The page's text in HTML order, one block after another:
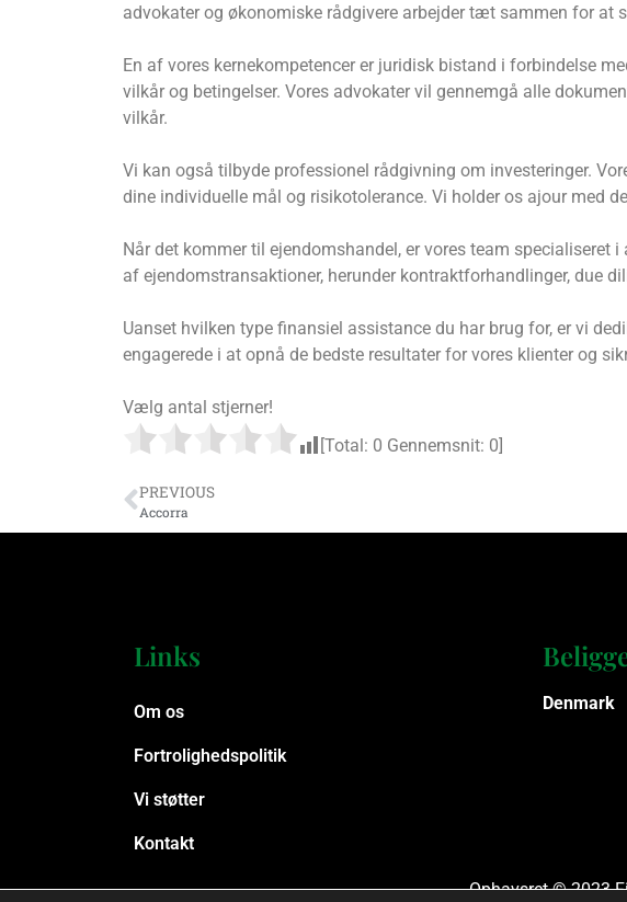
advokater og økonomiske rådgivere arbejder tæt sammen for at
En af vores kernekompetencer er juridisk bistand i forbindelse
vilkår og betingelser. Vores advokater vil gennemgå alle
vilkår.
Vi kan også tilbyde professionel rådgivning om investeringer.
dine individuelle mål og risikotolerance. Vi holder os ajour med
Når det kommer til ejendomshandel, er vores team
af ejendomstransaktioner, herunder kontraktforhandlinger, due
Uanset hvilken type finansiel assistance du har brug for, er vi
engagerede i at opnå de bedste resultater for vores klienter og
Vælg antal stjerner!
[Total: 0 Gennemsnit: 0]
PREVIOUS
Accorra
Links
Om os
Fortrolighedspolitik
Vi støtter
Kontakt
Denmark
Ophavsret © 2023